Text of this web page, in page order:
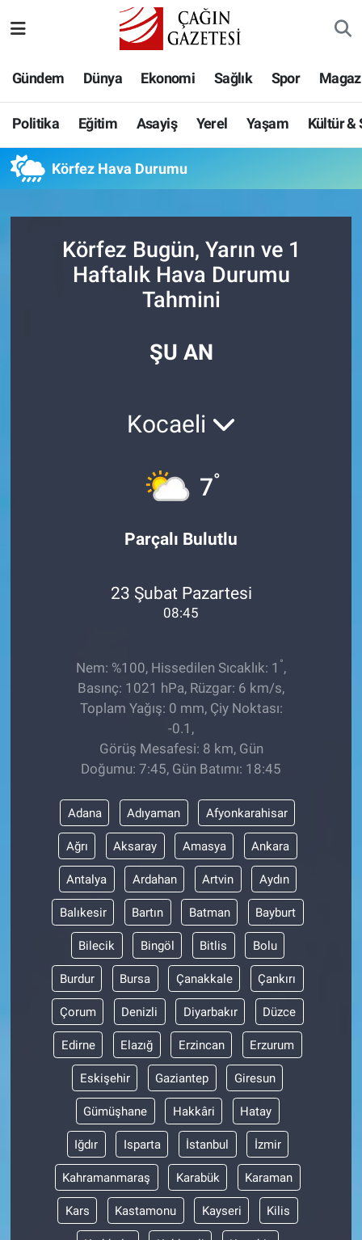
Gündem Dünya Ekonomi Sağlık Spor
Politika Eğitim Asayiş Yerel Yaşam Kültür &
Körfez Hava Durumu
Körfez Bugün, Yarın ve 1
Haftalık Hava Durumu
Tahmini
ŞU AN
Kocaeli
7°
Parçalı Bulutlu
23 Şubat Pazartesi
08:45
Nem: %100, Hissedilen Sıcaklık: 1 °,
Basınç: 1021 hPa, Rüzgar: 6 km/s,
Toplam Yağış: 0 mm, Çiy Noktası:
-0.1,
Görüş Mesafesi: 8 km, Gün
Doğumu: 7:45, Gün Batımı: 18:45
Adana Adıyaman Afyonkarahisar
Ağrı Aksaray Amasya Ankara
Antalya Ardahan Artvin Aydın
Balıkesir Bartın Batman Bayburt
Bilecik Bingöl Bitlis Bolu
Burdur Bursa Çanakkale Çankırı
Çorum Denizli Diyarbakır Düzce
Edirne Elazığ Erzincan Erzurum
Eskişehir Gaziantep Giresun
Gümüşhane Hakkâri Hatay
Iğdır Isparta İstanbul İzmir
Kahramanmaraş Karabük Karaman
Kars Kastamonu Kayseri Kilis
Eğitim
Asayiş
Yerel
Kültür & Sanat
Hava Durumu
Namaz Vakitleri
Trafik Durumu
Tüm Manşetler
Son Dakika Haberleri